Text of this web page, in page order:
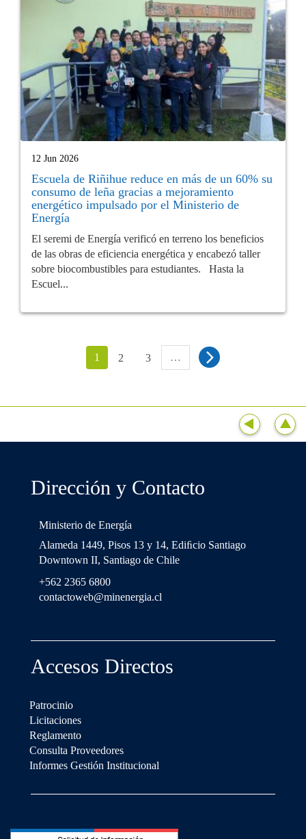
12 Jun 2026
Escuela de Riñihue reduce en más de un 60% su
consumo de leña gracias a mejoramiento
energético impulsado por el Ministerio de
Energía
El seremi de Energía verificó en terreno los beneficios
de las obras de eficiencia energética y encabezó taller
sobre biocombustibles para estudiantes. Hasta la
Escuel...
1 2 3 …
Dirección y Contacto
Ministerio de Energía
Alameda 1449, Pisos 13 y 14, Ediﬁcio Santiago
Downtown II, Santiago de Chile
+562 2365 6800
contactoweb@minenergia.cl
Accesos Directos
Patrocinio
Licitaciones
Reglamento
Consulta Proveedores
Informes Gestión Institucional